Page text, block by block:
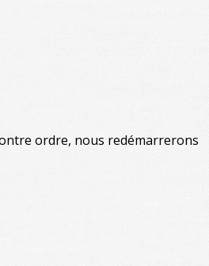
ordre, nous redémarrerons